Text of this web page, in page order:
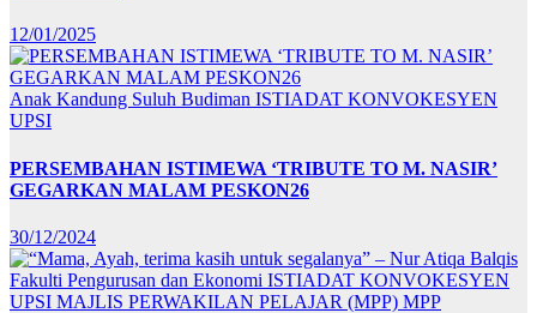
12/01/2025
Anak Kandung Suluh Budiman ISTIADAT KONVOKESYEN
UPSI
PERSEMBAHAN ISTIMEWA ‘TRIBUTE TO M. NASIR’
GEGARKAN MALAM PESKON26
30/12/2024
Fakulti Pengurusan dan Ekonomi ISTIADAT KONVOKESYEN
UPSI MAJLIS PERWAKILAN PELAJAR (MPP) MPP